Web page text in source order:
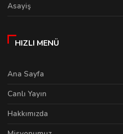
Asayiş
HIZLI MENÜ
Ana Sayfa
Canlı Yayın
Hakkımızda